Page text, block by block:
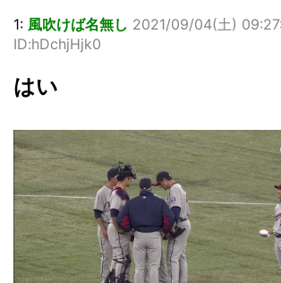
1: 風吹けば名無し 2021/09/04(土)
ID:hDchjHjk0
はい